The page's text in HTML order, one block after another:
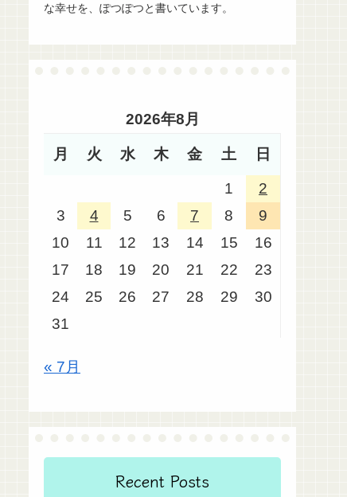
な幸せを、ぽつぽつと書いています。
2026年8月
月 火 水 木 金 土 日
1
2
3
4 5 6 7 8
9
10
11 12 13 14 15
16
17
18 19 20 21 22
23
24
25 26 27 28 29
30
31
« 7月
Recent Posts